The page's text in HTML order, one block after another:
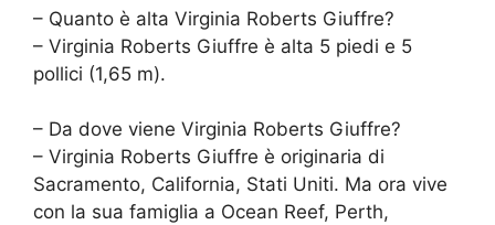
– Quanto è alta Virginia Roberts Giuffre?
– Virginia Roberts Giuffre è alta 5 piedi e 5
pollici (1,65 m).
– Da dove viene Virginia Roberts Giuffre?
– Virginia Roberts Giuffre è originaria di
Sacramento, California, Stati Uniti. Ma ora vive
con la sua famiglia a Ocean Reef, Perth,